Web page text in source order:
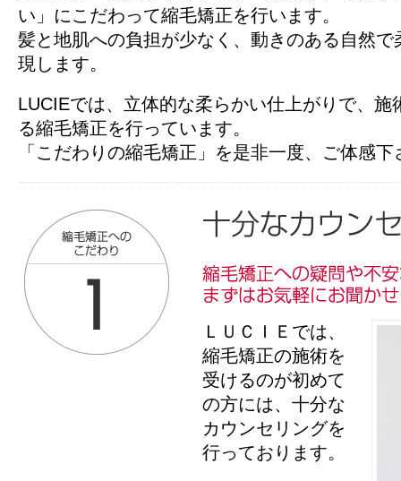
い」にこだわって縮毛矯正を行います。
髪と地肌への負担が少なく、動きのある自然
現します。
LUCIEでは、立体的な柔らかい仕上がりで、
る縮毛矯正を行っています。
「こだわりの縮毛矯正」を是非一度、ご体感下
ＬＵＣＩＥでは、
縮毛矯正の施術を
受けるのが初めて
の方には、十分な
カウンセリングを
行っております。